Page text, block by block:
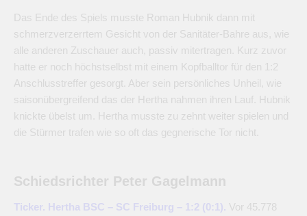
Das Ende des Spiels musste Roman Hubnik dann mit
schmerzverzerrtem Gesicht von der Sanitäter-Bahre aus, wie
alle anderen Zuschauer auch, passiv mitertragen. Kurz zuvor
hatte er noch höchstselbst mit einem Kopfballtor für den 1:2
Anschlusstreffer gesorgt. Aber sein persönliches Unheil, wie
saisonübergreifend das der Hertha nahmen ihren Lauf. Hubnik
knickte übelst um. Hertha musste zu zehnt weiter spielen und
die Stürmer trafen wie so oft das gegnerische Tor nicht.
Schiedsrichter Peter Gagelmann
Ticker. Hertha BSC – SC Freiburg – 1:2 (0:1). Vor 45.778